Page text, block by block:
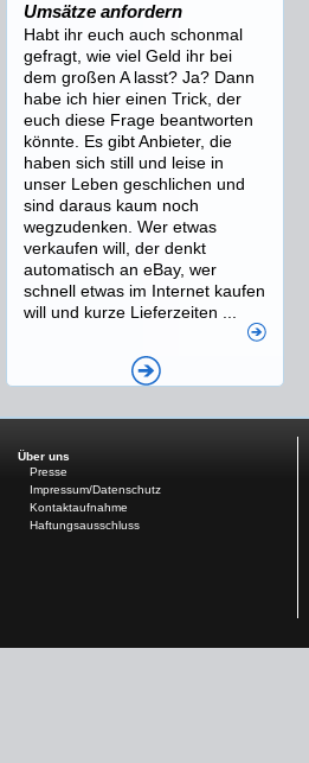
Umsätze anfordern
Habt ihr euch auch schonmal
gefragt, wie viel Geld ihr bei
dem großen A lasst? Ja? Dann
habe ich hier einen Trick, der
euch diese Frage beantworten
könnte. Es gibt Anbieter, die
haben sich still und leise in
unser Leben geschlichen und
sind daraus kaum noch
wegzudenken. Wer etwas
verkaufen will, der denkt
automatisch an eBay, wer
schnell etwas im Internet kaufen
will und kurze Lieferzeiten ...
Über uns
Presse
Impressum/Datenschutz
Kontaktaufnahme
Haftungsausschluss